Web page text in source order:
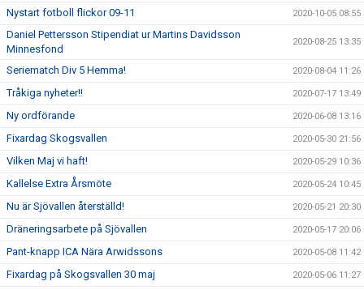
Nystart fotboll flickor 09-11 2020-10-05 08:55
Daniel Pettersson Stipendiat ur Martins Davidsson
Minnesfond
2020-08-25 13:35
Seriematch Div 5 Hemma! 2020-08-04 11:26
Tråkiga nyheter!! 2020-07-17 13:49
Ny ordförande 2020-06-08 13:16
Fixardag Skogsvallen 2020-05-30 21:56
Vilken Maj vi haft! 2020-05-29 10:36
Kallelse Extra Årsmöte 2020-05-24 10:45
Nu är Sjövallen återställd! 2020-05-21 20:30
Dräneringsarbete på Sjövallen 2020-05-17 20:06
Pant-knapp ICA Nära Arwidssons 2020-05-08 11:42
Fixardag på Skogsvallen 30 maj 2020-05-06 11:27